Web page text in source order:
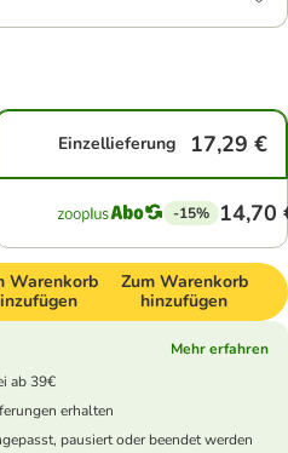
Einzellieferung 17,29 €
-15% 14,70
Warenkorb
Zum Warenkorb
hinzufügen
Mehr erfahren
ab 39€
erhalten
pausiert oder beendet werden